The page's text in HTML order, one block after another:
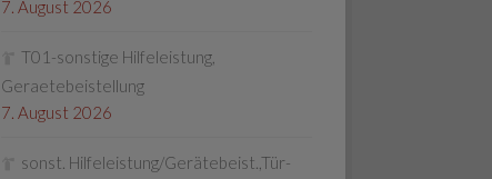
7. August 2026
T01-sonstige Hilfeleistung,
Geraetebeistellung
7. August 2026
sonst. Hilfeleistung/Gerätebeist.,Tür-